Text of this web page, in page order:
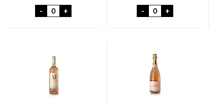
- Silver Mine Wines ROSE 0,75L aantal
+ - Sainte Gabelle
+